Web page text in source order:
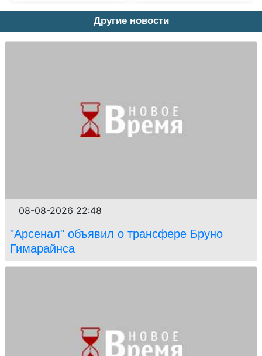
Другие новости
08-08-2026 22:48
"Арсенал" объявил о трансфере Бруно
Гимарайнса